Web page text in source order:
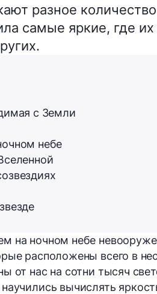
разное
самые яркие, где
с Земли
небе
на ночном небе
расположены всего в
от нас на сотни тысяч
вычислять